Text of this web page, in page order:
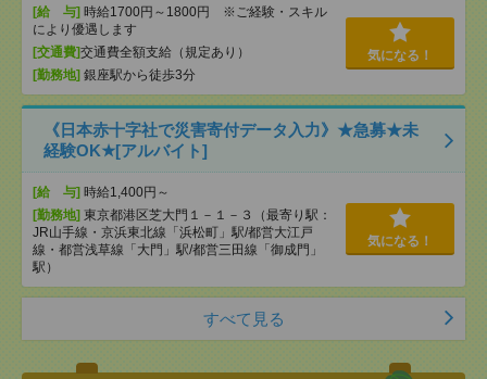
[給 与] 時給1700円～1800円 ※ご経験・スキル
により優遇します
[交通費]交通費全額支給（規定あり）
[勤務地] 銀座駅から徒歩3分
気になる！
《日本赤十字社で災害寄付データ入力》★急募★未
経験OK★[アルバイト]
[給 与] 時給1,400円～
[勤務地] 東京都港区芝大門１－１－３（最寄り駅：
JR山手線・京浜東北線「浜松町」駅/都営大江戸
線・都営浅草線「⼤⾨」駅/都営三田線「御成⾨」
駅）
気になる！
すべて見る